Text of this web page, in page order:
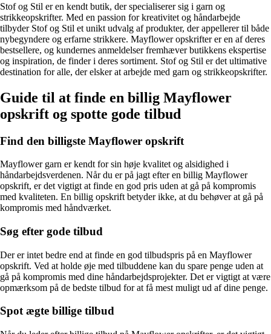
Stof og Stil er en kendt butik, der specialiserer sig i garn og
strikkeopskrifter. Med en passion for kreativitet og håndarbejde
tilbyder Stof og Stil et unikt udvalg af produkter, der appellerer til både
nybegyndere og erfarne strikkere. Mayflower opskrifter er en af deres
bestsellere, og kundernes anmeldelser fremhæver butikkens ekspertise
og inspiration, de finder i deres sortiment. Stof og Stil er det ultimative
destination for alle, der elsker at arbejde med garn og strikkeopskrifter.
Guide til at finde en billig Mayflower
opskrift og spotte gode tilbud
Find den billigste Mayflower opskrift
Mayflower garn er kendt for sin høje kvalitet og alsidighed i
håndarbejdsverdenen. Når du er på jagt efter en billig Mayflower
opskrift, er det vigtigt at finde en god pris uden at gå på kompromis
med kvaliteten. En billig opskrift betyder ikke, at du behøver at gå på
kompromis med håndværket.
Søg efter gode tilbud
Der er intet bedre end at finde en god tilbudspris på en Mayflower
opskrift. Ved at holde øje med tilbuddene kan du spare penge uden at
gå på kompromis med dine håndarbejdsprojekter. Det er vigtigt at være
opmærksom på de bedste tilbud for at få mest muligt ud af dine penge.
Spot ægte billige tilbud